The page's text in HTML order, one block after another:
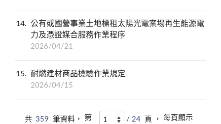
14
公有或國營事業土地標租太陽光電案場再生能源電
力及憑證媒合服務作業程序
2026/04/21
15 耐燃建材商品檢驗作業規定
2026/04/15
共 359 筆資料， 第 / 24 頁 ， 每頁顯示